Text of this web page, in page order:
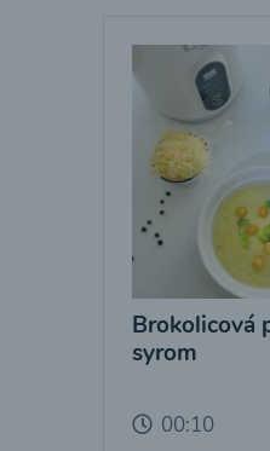
Brokolicová
syrom
00:10